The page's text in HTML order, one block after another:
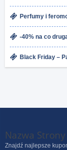
Perfumy i
-40% na co
Black Friday –
Nazwa Strony
Znajdź najlepsze